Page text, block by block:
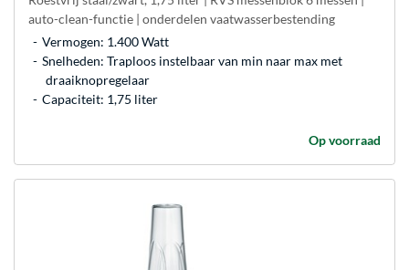
auto-clean-functie | onderdelen vaatwasserbestending
Vermogen: 1.400 Watt
Snelheden: Traploos instelbaar van min naar max met
draaiknopregelaar
Capaciteit: 1,75 liter
Op voorraad